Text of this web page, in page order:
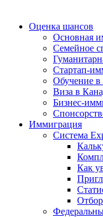
Оценка шансов
Основная
Семейное
Стартап-
Обучение в
Виза в
Бизнес-
Иммиграция
Система
Как